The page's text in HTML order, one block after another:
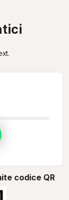
codice QR